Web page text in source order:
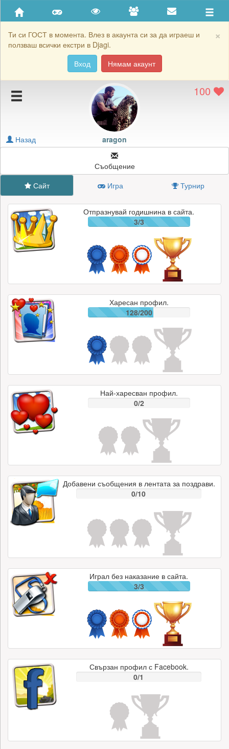
×
Ти си ГОСТ в момента. Влез в акаунта си за да играеш и
ползваш всички екстри в Djagi.
Вход
Нямам акаунт
Приятели
Хронология на игри
Подаръците на aragon
Картичките на aragon
Блокирай aragon
100
aragon
Назад
Съобщение
Сайт
Игра Турнир
Отпразнувай годишнина в сайта.
3/3
Харесан профил.
128/200
Най-харесван профил.
0/2
Добавени съобщения в лентата за поздрави.
0/10
Играл без наказание в сайта.
3/3
Свързан профил с Facebook.
0/1